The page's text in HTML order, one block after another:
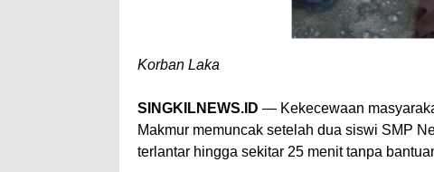
Korban Laka
SINGKILNEWS.ID — Kekecewaan
Makmur memuncak setelah dua siswi SMP
terlantar hingga sekitar 25 menit tanpa